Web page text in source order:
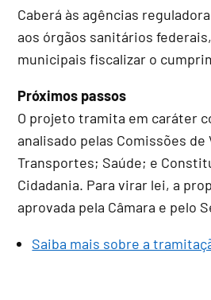
Caberá às agências
aos órgãos sanitários
municipais fiscalizar o
Próximos passos
O projeto tramita em caráter
analisado pelas Comissões de
Transportes; Saúde; e
Cidadania. Para virar lei, a
aprovada pela Câmara e pelo
Saiba mais sobre a